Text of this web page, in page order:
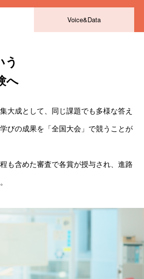
習でできることⅡ
でできることⅢ
ク設計
Voice&Data
う
へ
大成として、同じ課題でも多様な答え
びの成果を「全国大会」で競うことが
も含めた審査で各賞が授与され、進路